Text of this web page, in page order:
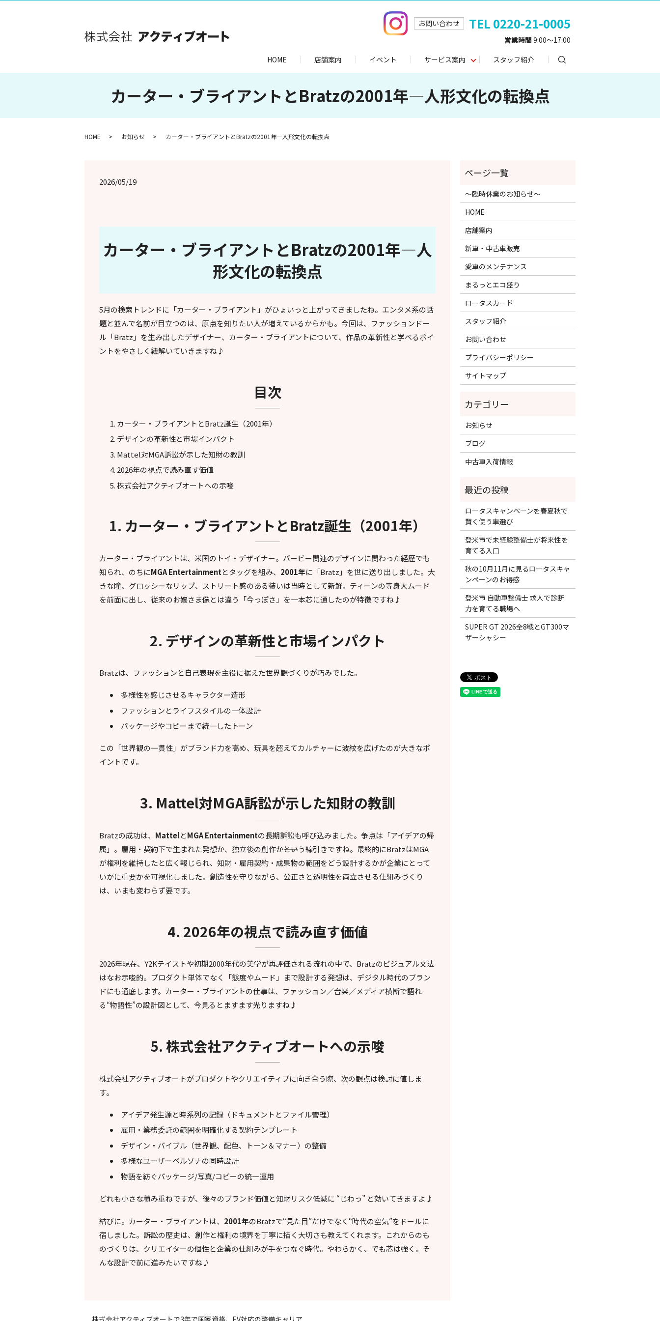
お問い合わせ TEL 0220-21-0005
営業時間 9:00～17:00
HOME
店舗案内 イベント サービス案内 スタッフ紹介 search
カーター・ブライアントとBratzの2001年—人形文化の転換点
HOME お知らせ カーター・ブライアントとBratzの2001年—人形文化の転換点
2026/05/19
カーター・ブライアントとBratzの2001年—人
形文化の転換点
5月の検索トレンドに「カーター・ブライアント」がひょいっと上がってきましたね。エンタメ系の話
題と並んで名前が目立つのは、原点を知りたい人が増えているからかも。今回は、ファッションドー
ル「Bratz」を生み出したデザイナー、カーター・ブライアントについて、作品の革新性と学べるポイ
ントをやさしく紐解いていきますね♪
目次
カーター・ブライアントとBratz誕生（2001年）
デザインの革新性と市場インパクト
Mattel対MGA訴訟が示した知財の教訓
2026年の視点で読み直す価値
株式会社アクティブオートへの示唆
1. カーター・ブライアントとBratz誕生（2001年）
カーター・ブライアントは、米国のトイ・デザイナー。バービー関連のデザインに関わった経歴でも
知られ、のちにMGA Entertainmentとタッグを組み、 2001年に「Bratz」を世に送り出しました。大
きな瞳、グロッシーなリップ、ストリート感のある装いは当時として新鮮。ティーンの等身大ムード
を前面に出し、従来のお嬢さま像とは違う「今っぽさ」を一本芯に通したのが特徴ですね♪
2. デザインの革新性と市場インパクト
Bratzは、ファッションと自己表現を主役に据えた世界観づくりが巧みでした。
多様性を感じさせるキャラクター造形
ファッションとライフスタイルの一体設計
パッケージやコピーまで統一したトーン
この「世界観の一貫性」がブランド力を高め、玩具を超えてカルチャーに波紋を広げたのが大きなポ
イントです。
3. Mattel対MGA訴訟が示した知財の教訓
Bratzの成功は、 MattelとMGA Entertainmentの長期訴訟も呼び込みました。争点は「アイデアの帰
属」。雇用・契約下で生まれた発想か、独立後の創作か――という線引きですね。最終的にBratzはMGA
が権利を維持したと広く報じられ、知財・雇用契約・成果物の範囲をどう設計するかが企業にとって
いかに重要かを可視化しました。創造性を守りながら、公正さと透明性を両立させる仕組みづくり
は、いまも変わらず要です。
4. 2026年の視点で読み直す価値
2026年現在、Y2Kテイストや初期2000年代の美学が再評価される流れの中で、Bratzのビジュアル文法
はなお示唆的。プロダクト単体でなく「態度やムード」まで設計する発想は、デジタル時代のブラン
ドにも通底します。カーター・ブライアントの仕事は、ファッション／音楽／メディア横断で語れ
る“物語性”の設計図として、今見るとますます光りますね♪
5. 株式会社アクティブオートへの示唆
株式会社アクティブオートがプロダクトやクリエイティブに向き合う際、次の観点は検討に値しま
す。
アイデア発生源と時系列の記録（ドキュメントとファイル管理）
雇用・業務委託の範囲を明確化する契約テンプレート
デザイン・バイブル（世界観、配色、トーン＆マナー）の整備
多様なユーザーペルソナの同時設計
物語を紡ぐパッケージ/写真/コピーの統一運用
どれも小さな積み重ねですが、後々のブランド価値と知財リスク低減に “じわっ” と効いてきますよ♪
結びに。カーター・ブライアントは、 2001年のBratzで“見た目”だけでなく“時代の空気”をドールに
宿しました。訴訟の歴史は、創作と権利の境界を丁寧に描く大切さも教えてくれます。これからのも
のづくりは、クリエイターの個性と企業の仕組みが手をつなぐ時代。やわらかく、でも芯は強く。そ
んな設計で前に進みたいですね♪
～臨時休業のお知らせ～
HOME
店舗案内
新車・中古車販売
愛車のメンテナンス
まるっとエコ盛り
ロータスカード
スタッフ紹介
お問い合わせ
プライバシーポリシー
サイトマップ
お知らせ
ブログ
中古車入荷情報
ロータスキャンペーンを春夏秋で
賢く使う車選び
登米市で未経験整備士が将来性を
育てる入口
秋の10月11月に見るロータスキャ
ンペーンのお得感
登米市 自動車整備士 求人で診断
力を育てる職場へ
SUPER GT 2026全8戦とGT300マ
ザーシャシー